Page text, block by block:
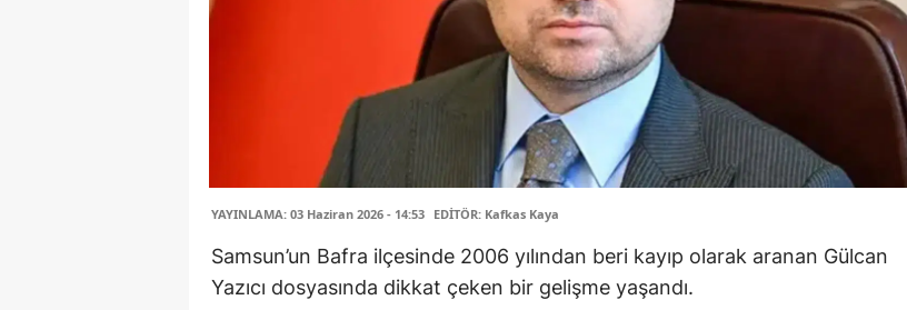
YAYINLAMA: 03 Haziran 2026 - 14:53 EDİTÖR: Kafkas Kaya
Samsun’un Bafra ilçesinde 2006 yılından beri kayıp olarak aranan Gülcan
Yazıcı dosyasında dikkat çeken bir gelişme yaşandı.